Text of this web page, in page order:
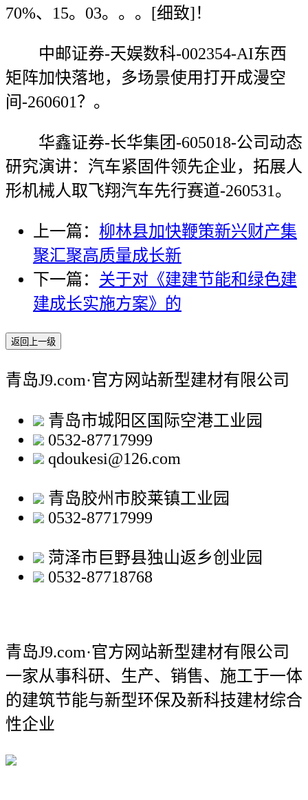
70%、15。03。。。[细致]！
中邮证券-天娱数科-002354-AI东西
矩阵加快落地，多场景使用打开成漫空
间-260601？。
华鑫证券-长华集团-605018-公司动态
研究演讲：汽车紧固件领先企业，拓展人
形机械人取飞翔汽车先行赛道-260531。
上一篇： 柳林县加快鞭策新兴财产集
聚汇聚高质量成长新
下一篇： 关于对《建建节能和绿色建
建成长实施方案》的
返回上一级
青岛J9.com·官方网站新型建材有限公司
青岛市城阳区国际空港工业园
0532-87717999
qdoukesi@126.com
青岛胶州市胶莱镇工业园
0532-87717999
菏泽市巨野县独山返乡创业园
0532-87718768
青岛J9.com·官方网站新型建材有限公司
一家从事科研、生产、销售、施工于一体
的建筑节能与新型环保及新科技建材综合
性企业